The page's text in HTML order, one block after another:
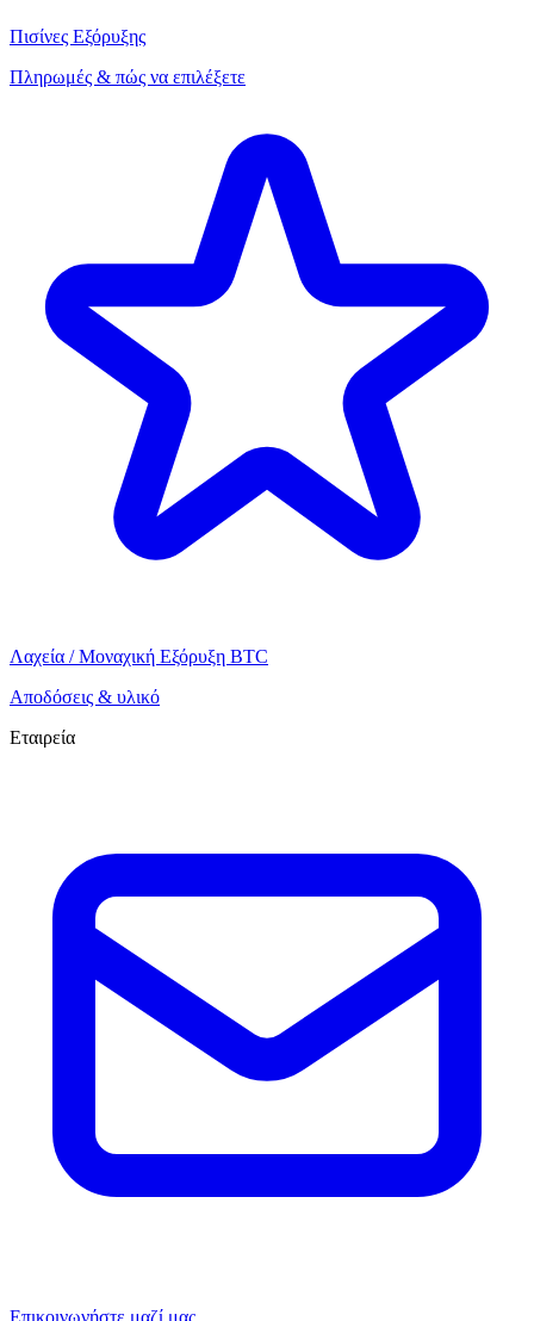
Πισίνες Εξόρυξης
Πληρωμές & πώς να επιλέξετε
Λαχεία / Μοναχική Εξόρυξη BTC
Αποδόσεις & υλικό
Εταιρεία
Επικοινωνήστε μαζί μας